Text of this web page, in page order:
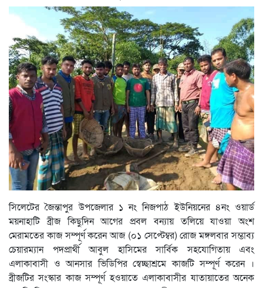
সিলেটের জৈন্তাপুর উপজেলার ১ নং নিজপাঠ ইউনিয়নের ৪নং ওয়ার্ড
ময়নাহাটি ব্রীজ কিছুদিন আগের প্রবল বন্যায় তলিয়ে যাওয়া অংশ
মেরামতের কাজ সম্পূর্ণ করেন আজ (০১ সেপ্টেম্বর) রোজ মঙ্গলবার সম্ভাব্য
চেয়ারম্যান পদপ্রার্থী আবুল হাসিমের সার্বিক সহযোগিতায় এবং
এলাকাবাসী ও আনসার ভিডিপির স্বেচ্ছাশ্রমে কাজটি সম্পূর্ণ করেন ।
ব্রীজটির সংস্কার কাজ সম্পূর্ণ হওয়াতে এলাকাবাসীর যাতায়াতের অনেক